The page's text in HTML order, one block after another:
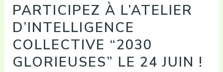
PARTICIPEZ À L’ATELIER
D’INTELLIGENCE
COLLECTIVE “2030
GLORIEUSES” LE 24 JUIN !